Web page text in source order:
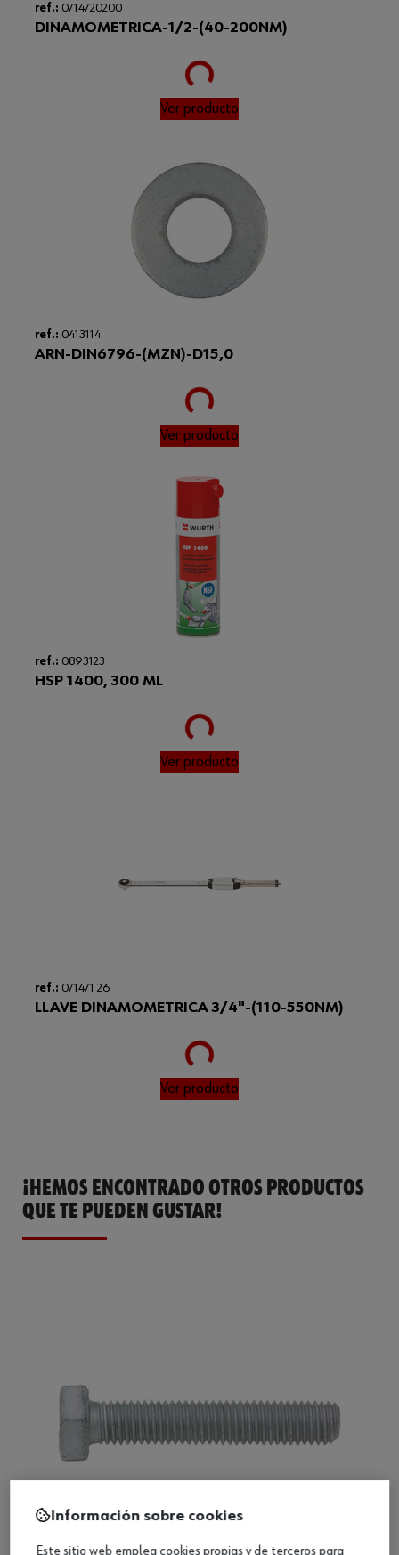
ref.: 0714720200
DINAMOMETRICA-1/2-(40-200NM)
Loading...
Ver producto
ref.: 0413114
ARN-DIN6796-(MZN)-D15,0
Loading...
Ver producto
ref.: 0893123
HSP 1400, 300 ML
Loading...
Ver producto
ref.: 071471 26
LLAVE DINAMOMETRICA 3/4"-(110-550NM)
Loading...
Ver producto
¡HEMOS ENCONTRADO OTROS PRODUCTOS
QUE TE PUEDEN GUSTAR!
Información sobre cookies
Este sitio web emplea cookies propias y de terceros para